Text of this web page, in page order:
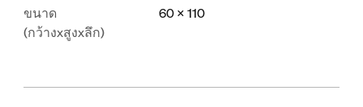
ขนาด
(กว้างxสูงxลึก)
60 x 110